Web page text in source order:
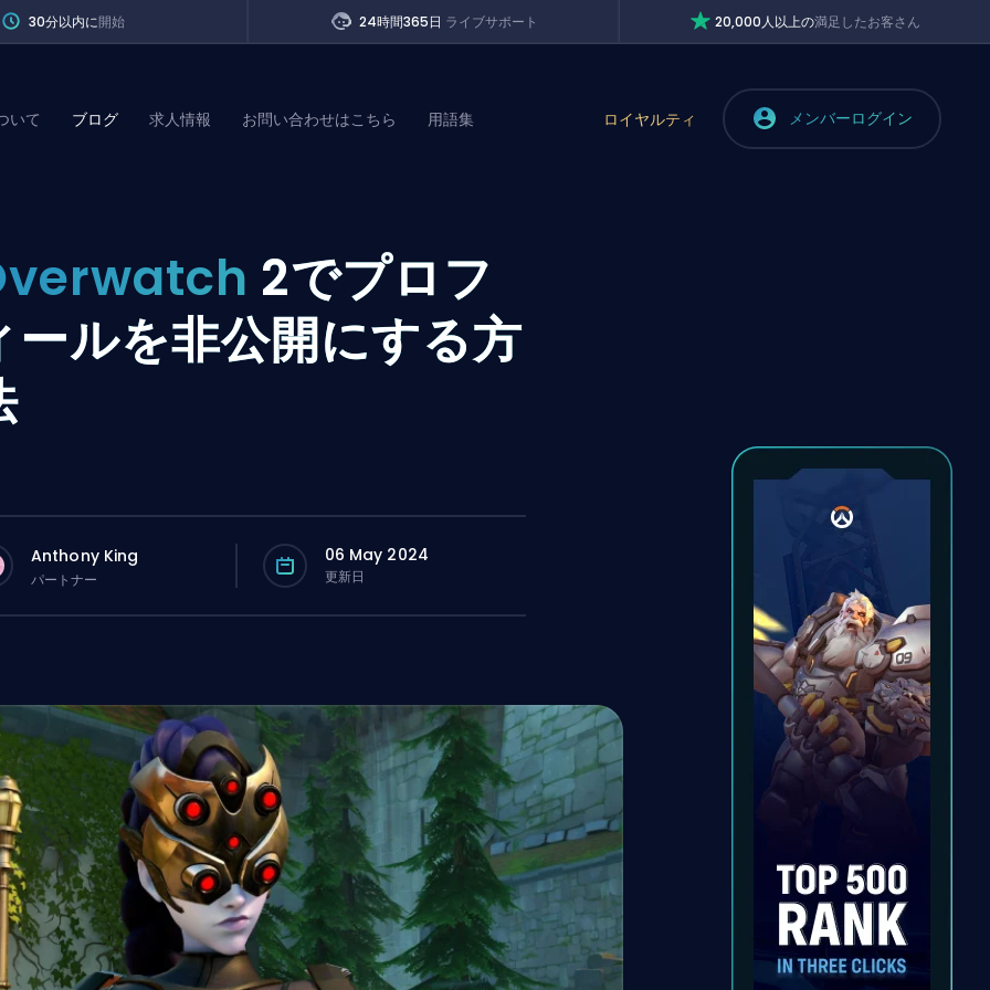
30分以内に開始 24時間365日 ライブサポート 20,000人以上の満足したお客さん
いて ブログ 求人情報 お問い合わせはこちら 用語集 ロイヤルティ メンバーログイン
2でプロフ
ールを非公開にする方
Anthony King
パートナー
06 May 2024
更新日